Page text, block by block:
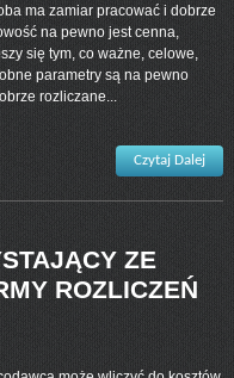
ma zamiar pracować i dobrze
na pewno jest cenna,
się tym, co ważne, celowe,
parametry są na pewno
rozliczane...
Czytaj Dalej
ZE
ROZLICZEŃ